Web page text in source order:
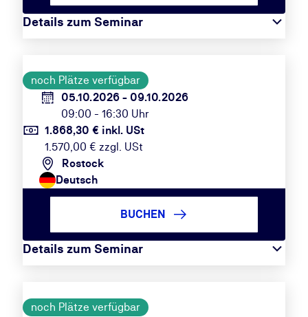
Details zum Seminar
noch Plätze verfügbar
05.10.2026 - 09.10.2026
09:00 - 16:30 Uhr
1.868,30 € inkl. USt
1.570,00 € zzgl. USt
Rostock
Deutsch
Details zum Seminar
BUCHEN
noch Plätze verfügbar